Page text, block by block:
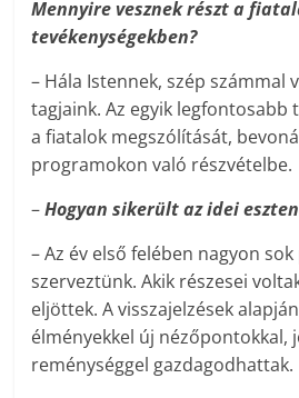
Mennyire vesznek részt a
tevékenységekben?
– Hála Istennek, szép számmal
tagjaink. Az egyik
a fiatalok megszólítását,
programokon való részvételbe.
–Hogyan sikerült az idei
– Az év első felében nagyon
szerveztünk. Akik részesei
eljöttek. A visszajelzések
élményekkel új nézőpontokkal,
reménységgel gazdagodhattak.